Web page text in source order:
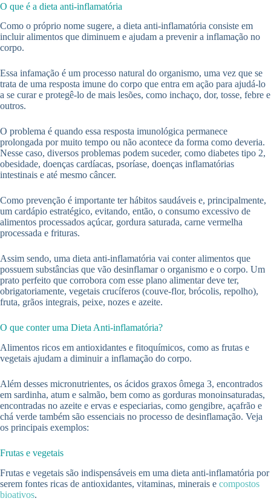
O que é a dieta anti-inflamatória
Como o próprio nome sugere, a dieta anti-inflamatória consiste em
incluir alimentos que diminuem e ajudam a prevenir a inflamação no
corpo.
Essa infamação é um processo natural do organismo, uma vez que se
trata de uma resposta imune do corpo que entra em ação para ajudá-lo
a se curar e protegê-lo de mais lesões, como inchaço, dor, tosse, febre e
outros.
O problema é quando essa resposta imunológica permanece
prolongada por muito tempo ou não acontece da forma como deveria.
Nesse caso, diversos problemas podem suceder, como diabetes tipo 2,
obesidade, doenças cardíacas, psoríase, doenças inflamatórias
intestinais e até mesmo câncer.
Como prevenção é importante ter hábitos saudáveis e, principalmente,
um cardápio estratégico, evitando, então, o consumo excessivo de
alimentos processados açúcar, gordura saturada, carne vermelha
processada e frituras.
Assim sendo, uma dieta anti-inflamatória vai conter alimentos que
possuem substâncias que vão desinflamar o organismo e o corpo. Um
prato perfeito que corrobora com esse plano alimentar deve ter,
obrigatoriamente, vegetais crucíferos (couve-flor, brócolis, repolho),
fruta, grãos integrais, peixe, nozes e azeite.
O que conter uma Dieta Anti-inflamatória?
Alimentos ricos em antioxidantes e fitoquímicos, como as frutas e
vegetais ajudam a diminuir a inflamação do corpo.
Além desses micronutrientes, os ácidos graxos ômega 3, encontrados
em sardinha, atum e salmão, bem como as gorduras monoinsaturadas,
encontradas no azeite e ervas e especiarias, como gengibre, açafrão e
chá verde também são essenciais no processo de desinflamação. Veja
os principais exemplos:
Frutas e vegetais
Frutas e vegetais são indispensáveis em uma dieta anti-inflamatória por
serem fontes ricas de antioxidantes, vitaminas, minerais e compostos
bioativos.